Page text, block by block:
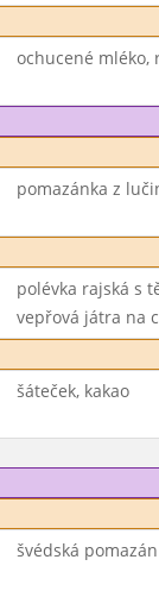
ochucené mléko,
pomazánka z
polévka rajská s
vepřová játra na
šáteček, kakao
švédská